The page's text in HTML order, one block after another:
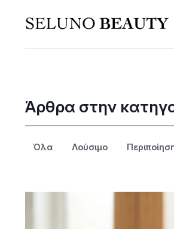
Άρθρα στην
Όλα Λούσιμο